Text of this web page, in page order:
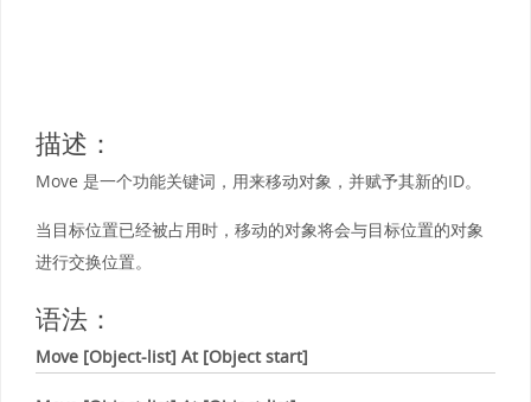
描述：
Move 是一个功能关键词，用来移动对象，并赋予其新的ID。
当目标位置已经被占用时，移动的对象将会与目标位置的对象
进行交换位置。
语法：
Move [Object-list] At [Object start]